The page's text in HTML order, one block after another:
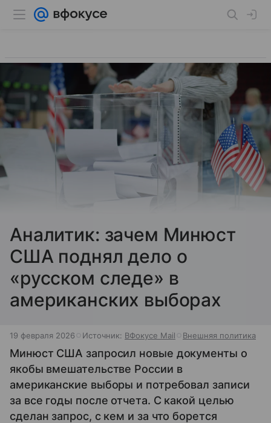
Аналитик: зачем Минюст
США поднял дело о
«русском следе» в
американских выборах
19 февраля 2026 Источник: ВФокусе Mail Внешняя политика
Минюст США запросил новые документы о
якобы вмешательстве России в
американские выборы и потребовал записи
за все годы после отчета. С какой целью
сделан запрос, с кем и за что борется